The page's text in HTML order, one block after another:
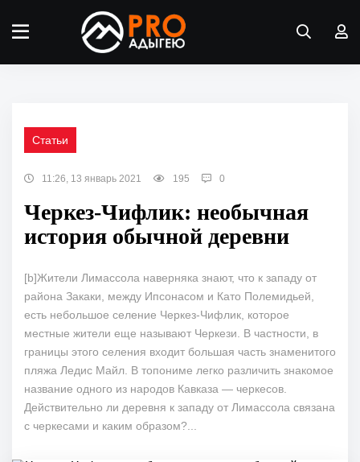
Статьи
11:26, 13 январь 2021 195 0
Черкез-Чифлик: необычная
история обычной деревни
[b]Жители Лимассола наверняка знают, что к западу от
района Закаки, между Ипсонасом и Като Полемидьей,
есть небольшое селение Черкез-Чифлик, которое
местные жители еще называют Черкези. В частности, в
границы этого селения входит большая часть знаменитого
пляжа Ледис Майл. В топониме легко различить знакомое
название одного из народов Кавказа — черкесов.
Действительно ли деревня к западу от Лимассола связана
с черкесами и каким образом?...